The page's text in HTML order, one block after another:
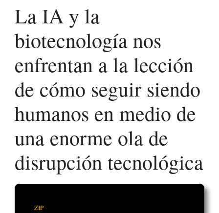
La IA y la
biotecnología nos
enfrentan a la lección
de cómo seguir siendo
humanos en medio de
una enorme ola de
disrupción tecnológica
ZIP